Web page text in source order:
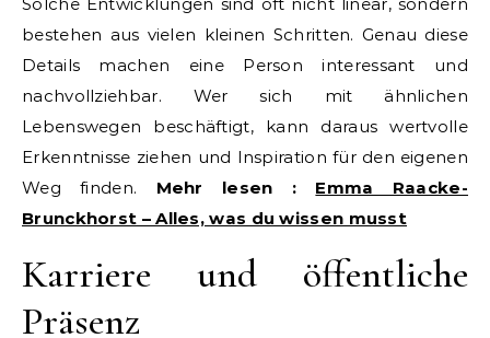
bestehen aus vielen kleinen Schritten. Genau diese
Details machen eine Person interessant und
nachvollziehbar. Wer sich mit ähnlichen
Lebenswegen beschäftigt, kann daraus wertvolle
Erkenntnisse ziehen und Inspiration für den eigenen
Weg finden. Mehr lesen : Emma Raacke-
Brunckhorst – Alles, was du wissen musst
Karriere und öffentliche
Präsenz